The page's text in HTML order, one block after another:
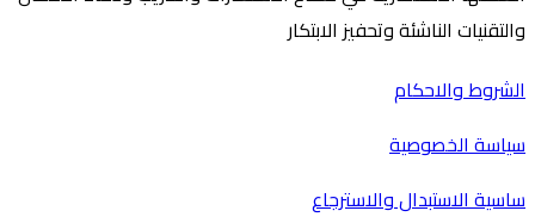
والتقنيات الناشئة وتحفيز الابتكار
الشروط والاحكام
سياسة الخصوصية
ساسية الاستبدال والاسترجاع